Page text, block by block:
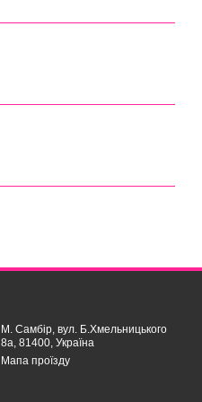
М. Самбір, вул. Б.Хмельницького
8а, 81400, Україна
Мапа проїзду